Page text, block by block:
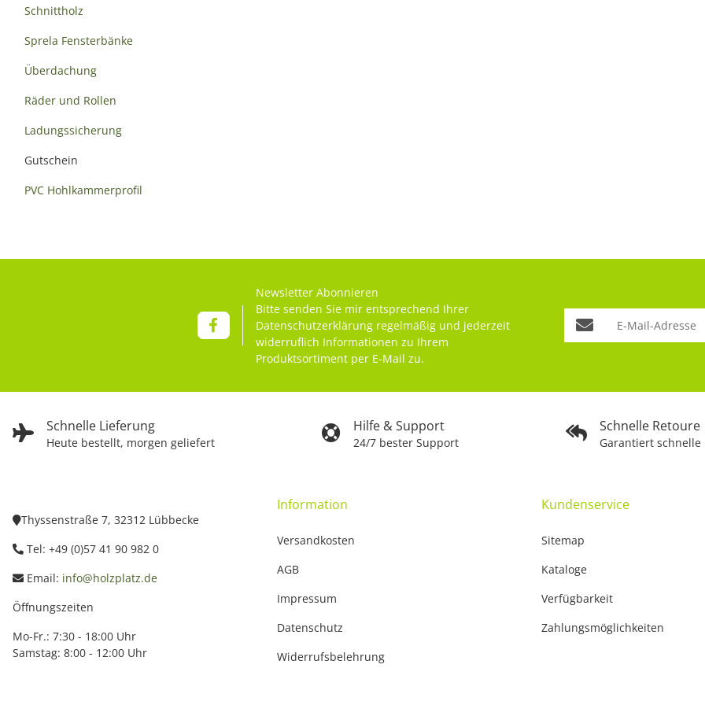
Schnittholz
Sprela Fensterbänke
Überdachung
Räder und Rollen
Ladungssicherung
Gutschein
PVC Hohlkammerprofil
Schnelle Lieferung
Heute bestellt, morgen geliefert
Hilfe & Support
24/7 bester Support
Schnelle Retoure
Garantiert schnelle
Newsletter Abonnieren
Bitte senden Sie mir entsprechend Ihrer
Datenschutzerklärung regelmäßig und jederzeit
widerruflich Informationen zu Ihrem
Produktsortiment per E-Mail zu.
Thyssenstraße 7, 32312 Lübbecke
Tel: +49 (0)57 41 90 982 0
Email: info@holzplatz.de
Öffnungszeiten
Mo-Fr.: 7:30 - 18:00 Uhr
Samstag: 8:00 - 12:00 Uhr
Information
Versandkosten
AGB
Impressum
Datenschutz
Widerrufsbelehrung
Kundenservice
Sitemap
Kataloge
Verfügbarkeit
Zahlungsmöglichkeiten